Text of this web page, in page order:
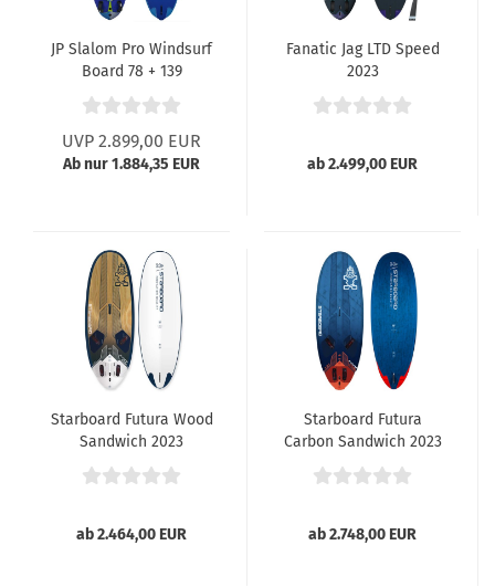
JP Slalom Pro Windsurf
Board 78 + 139
UVP 2.899,00 EUR
Ab nur 1.884,35 EUR
Fanatic Jag LTD Speed
2023
ab 2.499,00 EUR
Starboard Futura Wood
Sandwich 2023
ab 2.464,00 EUR
Starboard Futura
Carbon Sandwich 2023
ab 2.748,00 EUR